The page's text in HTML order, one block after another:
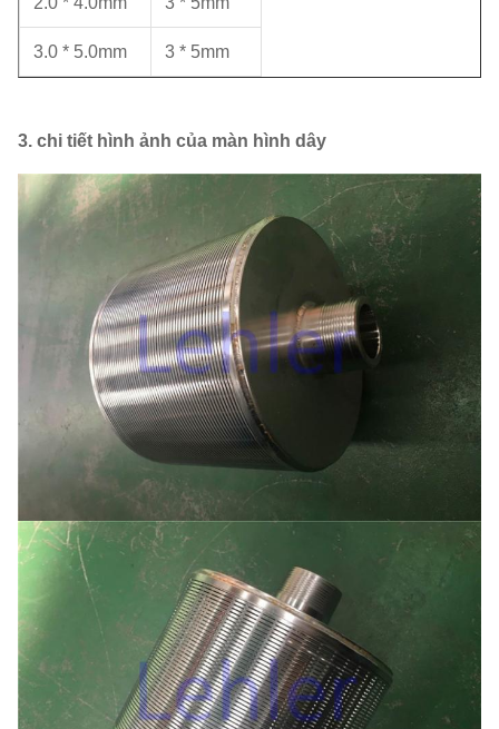
3.0 * 5.0mm 3 * 5mm
3. chi tiết hình ảnh của màn hình dây